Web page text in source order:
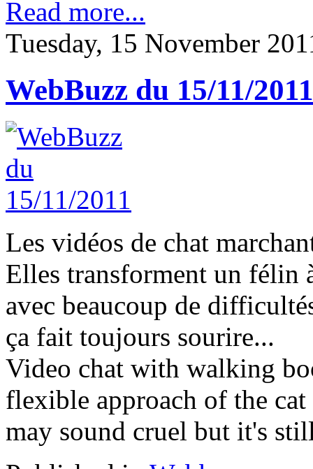
Read more...
Tuesday, 15 November
WebBuzz du 15/11/2011
Les vidéos de chat
Elles transforment un félin
avec beaucoup de
ça fait toujours sourire...
Video chat with walking
flexible approach of the
may sound cruel but it's